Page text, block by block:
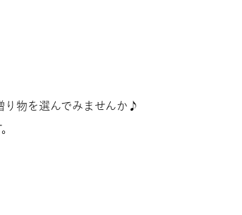
り物を選んでみませんか♪